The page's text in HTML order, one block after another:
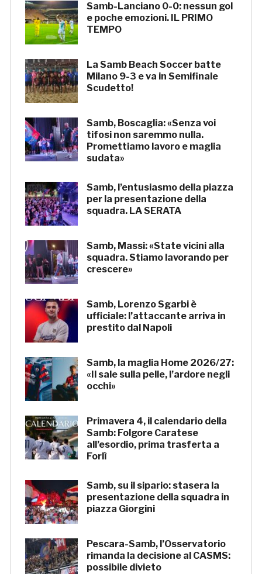
Samb-Lanciano 0-0: nessun gol
e poche emozioni. IL PRIMO
TEMPO
La Samb Beach Soccer batte
Milano 9-3 e va in Semifinale
Scudetto!
Samb, Boscaglia: «Senza voi
tifosi non saremmo nulla.
Promettiamo lavoro e maglia
sudata»
Samb, l’entusiasmo della piazza
per la presentazione della
squadra. LA SERATA
Samb, Massi: «State vicini alla
squadra. Stiamo lavorando per
crescere»
Samb, Lorenzo Sgarbi è
ufficiale: l’attaccante arriva in
prestito dal Napoli
Samb, la maglia Home 2026/27:
«Il sale sulla pelle, l’ardore negli
occhi»
Primavera 4, il calendario della
Samb: Folgore Caratese
all’esordio, prima trasferta a
Forlì
Samb, su il sipario: stasera la
presentazione della squadra in
piazza Giorgini
Pescara-Samb, l’Osservatorio
rimanda la decisione al CASMS:
possibile divieto